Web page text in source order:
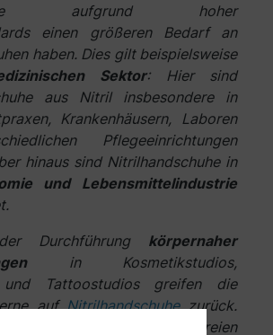
aufgrund hoher
einen größeren Bedarf an
haben. Dies gilt beispielsweise
Sektor: Hier sind
aus Nitril insbesondere in
Krankenhäusern, Laboren
Pflegeeinrichtungen
hinaus sind Nitrilhandschuhe in
und Lebensmittelindustrie
Durchführung körpernaher
in Kosmetikstudios,
und Tattoostudios greifen die
aufNitrilhandschuhezurück.
eignen sich die latexfreien